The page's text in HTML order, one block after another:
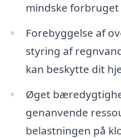
mindske
Forebyggelse af
styring af
kan beskytte dit
Øget
genanvende
belastningen på